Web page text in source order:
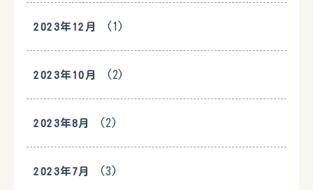
2023年12月 (1)
2023年10月 (2)
2023年8月 (2)
2023年7月 (3)